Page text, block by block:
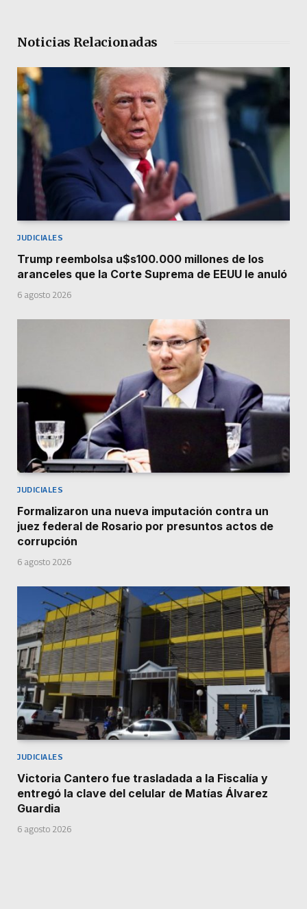
Noticias Relacionadas
JUDICIALES
Trump reembolsa u$s100.000 millones de los
aranceles que la Corte Suprema de EEUU le anuló
6 agosto 2026
JUDICIALES
Formalizaron una nueva imputación contra un
juez federal de Rosario por presuntos actos de
corrupción
6 agosto 2026
JUDICIALES
Victoria Cantero fue trasladada a la Fiscalía y
entregó la clave del celular de Matías Álvarez
Guardia
6 agosto 2026